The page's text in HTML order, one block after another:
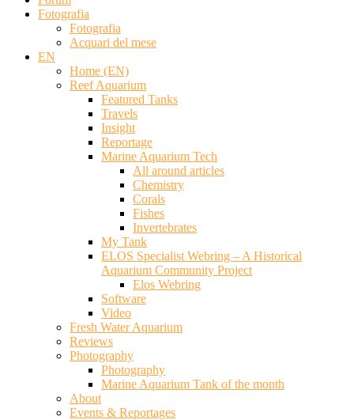
Fotografia
Fotografia
Acquari del mese
EN
Home (EN)
Reef Aquarium
Featured Tanks
Travels
Insight
Reportage
Marine Aquarium Tech
All around articles
Chemistry
Corals
Fishes
Invertebrates
My Tank
ELOS Specialist Webring – A Historical
Aquarium Community Project
Elos Webring
Software
Video
Fresh Water Aquarium
Reviews
Photography
Photography
Marine Aquarium Tank of the month
About
Events & Reportages